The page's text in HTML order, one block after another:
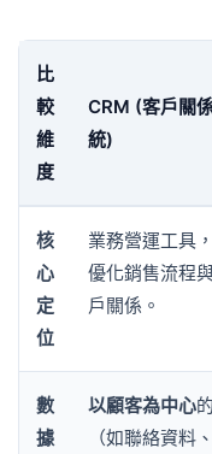
比
較
維
度
CRM (客戶關
統)
核
心
定
位
業務營運工具
優化銷售流程
戶關係。
數
據
以顧客為中心
（如聯絡資料